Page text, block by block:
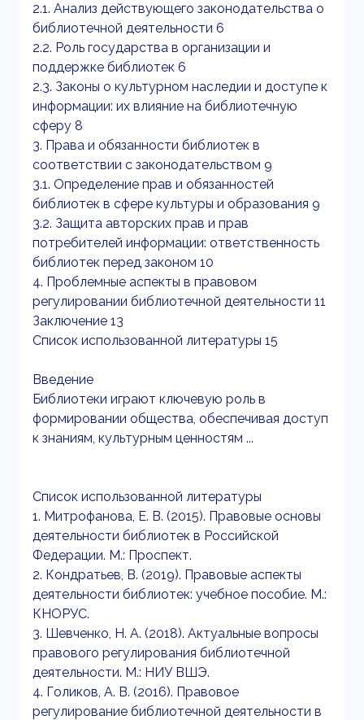
2.1. Анализ действующего законодательства о
библиотечной деятельности 6
2.2. Роль государства в организации и
поддержке библиотек 6
2.3. Законы о культурном наследии и доступе к
информации: их влияние на библиотечную
сферу 8
3. Права и обязанности библиотек в
соответствии с законодательством 9
3.1. Определение прав и обязанностей
библиотек в сфере культуры и образования 9
3.2. Защита авторских прав и прав
потребителей информации: ответственность
библиотек перед законом 10
4. Проблемные аспекты в правовом
регулировании библиотечной деятельности 11
Заключение 13
Список использованной литературы 15
Введение
Библиотеки играют ключевую роль в
формировании общества, обеспечивая доступ
к знаниям, культурным ценностям ...
Список использованной литературы
1. Митрофанова, Е. В. (2015). Правовые основы
деятельности библиотек в Российской
Федерации. М.: Проспект.
2. Кондратьев, В. (2019). Правовые аспекты
деятельности библиотек: учебное пособие. М.:
КНОРУС.
3. Шевченко, Н. А. (2018). Актуальные вопросы
правового регулирования библиотечной
деятельности. М.: НИУ ВШЭ.
4. Голиков, А. В. (2016). Правовое
регулирование библиотечной деятельности в